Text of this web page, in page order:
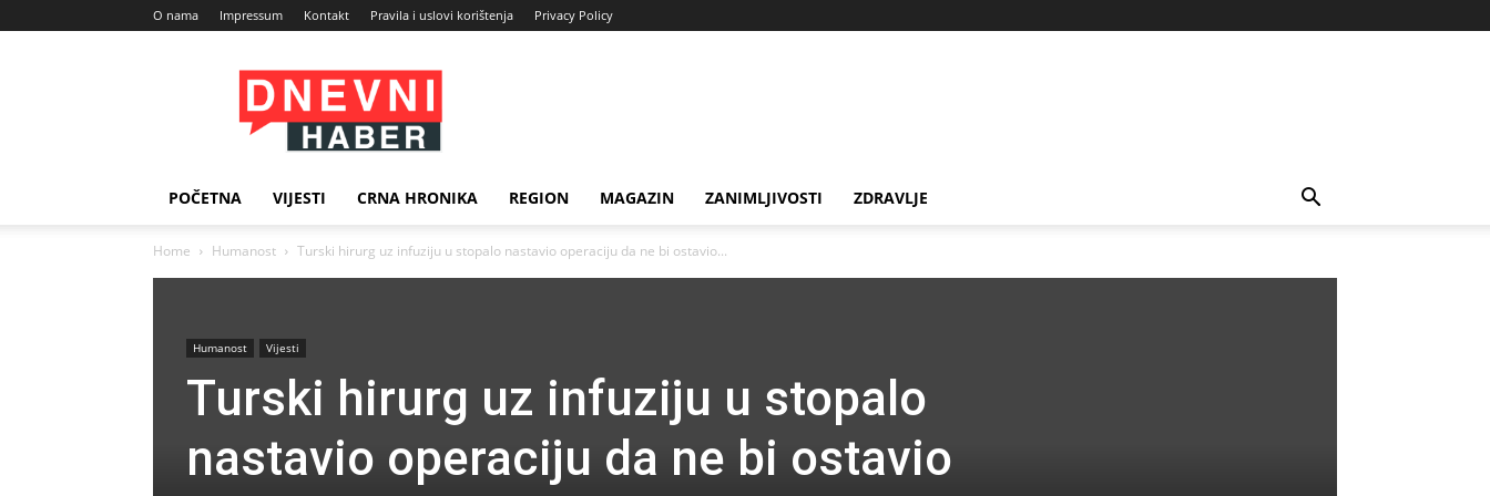
O nama Impressum Kontakt Pravila i uslovi korištenja Privacy Policy
Dnevni
Haber
POČETNA VIJESTI CRNA HRONIKA REGION MAGAZIN ZANIMLJIVOSTI ZDRAVLJE
Home Humanost Turski hirurg uz infuziju u stopalo nastavio operaciju da ne bi ostavio...
Humanost Vijesti
Turski hirurg uz infuziju u stopalo
nastavio operaciju da ne bi ostavio